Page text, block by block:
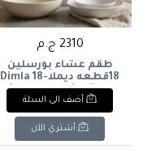
2310 ج.م
طقم عشاء بورسلين
18قطعه ديملاDimla 18-
piece porcelain dinner
set
أضف الى السلة
أشتري الآن